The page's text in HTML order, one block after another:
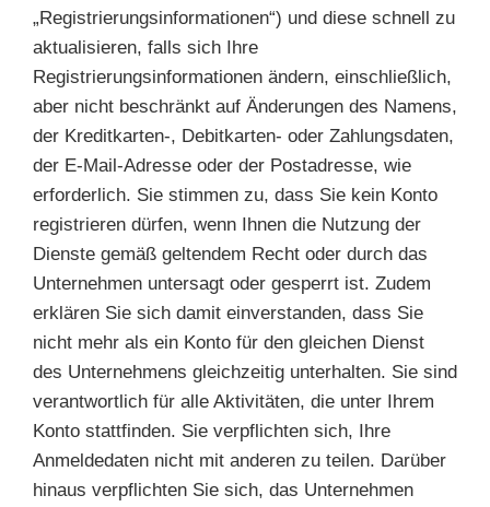
„Registrierungsinformationen“) und diese schnell zu
aktualisieren, falls sich Ihre
Registrierungsinformationen ändern, einschließlich,
aber nicht beschränkt auf Änderungen des Namens,
der Kreditkarten-, Debitkarten- oder Zahlungsdaten,
der E-Mail-Adresse oder der Postadresse, wie
erforderlich. Sie stimmen zu, dass Sie kein Konto
registrieren dürfen, wenn Ihnen die Nutzung der
Dienste gemäß geltendem Recht oder durch das
Unternehmen untersagt oder gesperrt ist. Zudem
erklären Sie sich damit einverstanden, dass Sie
nicht mehr als ein Konto für den gleichen Dienst
des Unternehmens gleichzeitig unterhalten. Sie sind
verantwortlich für alle Aktivitäten, die unter Ihrem
Konto stattfinden. Sie verpflichten sich, Ihre
Anmeldedaten nicht mit anderen zu teilen. Darüber
hinaus verpflichten Sie sich, das Unternehmen